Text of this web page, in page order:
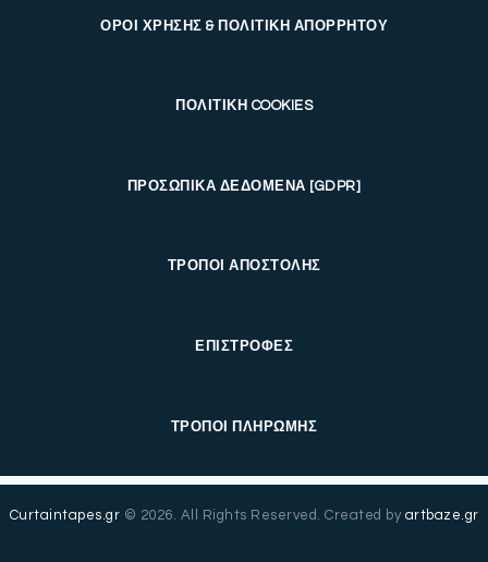
ΟΡΟΙ ΧΡΗΣΗΣ & ΠΟΛΙΤΙΚΗ ΑΠΟΡΡΗΤΟΥ
ΠΟΛΙΤΙΚΗ COOKIES
ΠΡΟΣΩΠΙΚΑ ΔΕΔΟΜΕΝΑ [GDPR]
ΤΡΟΠΟΙ ΑΠΟΣΤΟΛΗΣ
ΕΠΙΣΤΡΟΦΕΣ
ΤΡΟΠΟΙ ΠΛΗΡΩΜΗΣ
Curtaintapes.gr © 2026. All Rights Reserved. Created by artbaze.gr